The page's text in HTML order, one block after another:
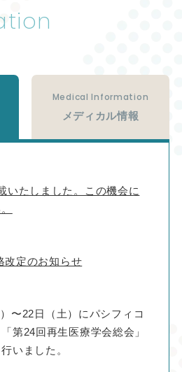
Medical Information
メディカル情報
いたしました。この機会に
改定のお知らせ
〜22日（土）にパシフィコ
第24回再生医療学会総会」
いました。